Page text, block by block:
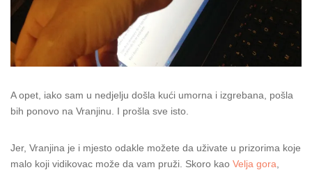
A opet, iako sam u nedjelju došla kući umorna i izgrebana, pošla
bih ponovo na Vranjinu. I prošla sve isto.
Jer, Vranjina je i mjesto odakle možete da uživate u prizorima koje
malo koji vidikovac može da vam pruži. Skoro kao Velja gora